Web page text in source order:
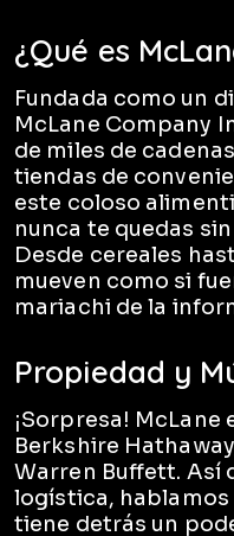
¿Qué es
Fundada como un
McLane Company
de miles de
tiendas de
este coloso
nunca te quedas
Desde cereales
mueven como si
mariachi de la
Propiedad y
¡Sorpresa! McLane
Berkshire
Warren Buffett. Así
logística, hablamos
tiene detrás un